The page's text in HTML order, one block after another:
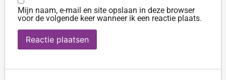
Mijn naam, e-mail en site opslaan in deze browser
voor de volgende keer wanneer ik een reactie plaats.